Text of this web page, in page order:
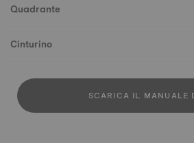
Quadrante
Cinturino
SCARICA IL MANUALE